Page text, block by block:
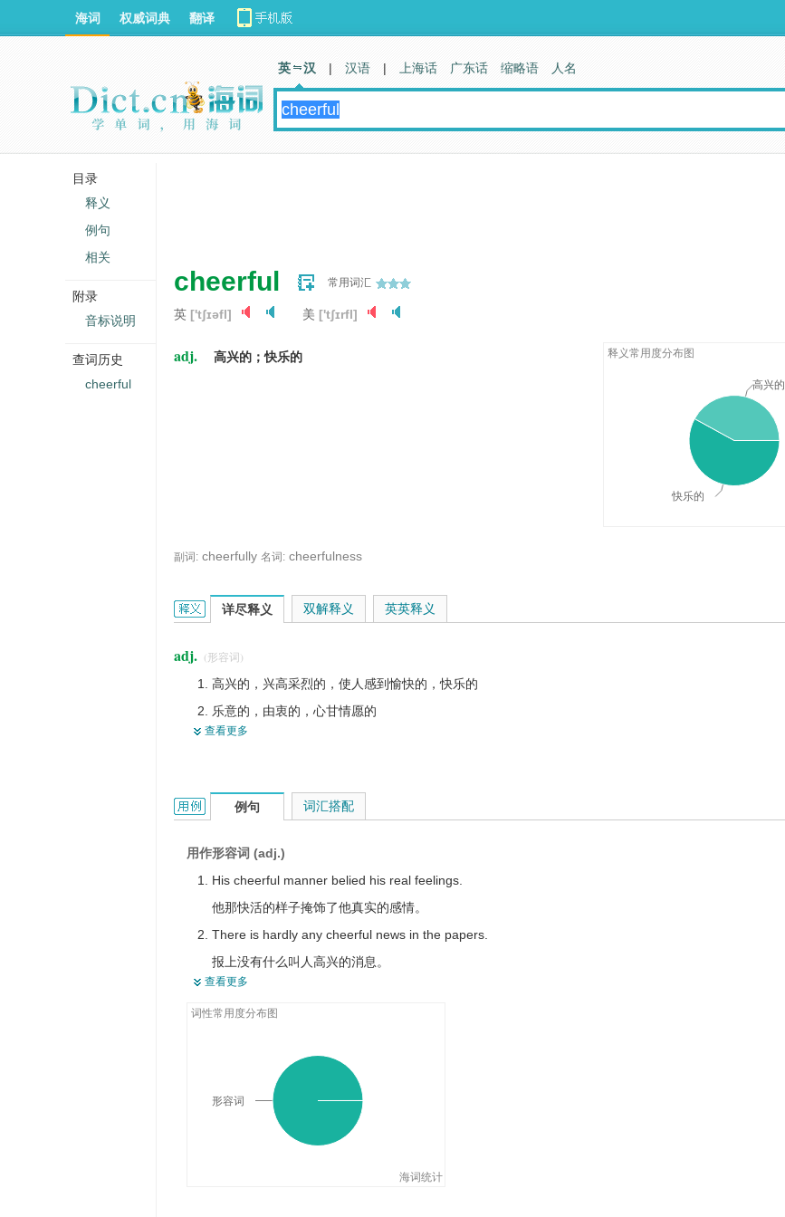
cheerful 常用词汇
英 ['tʃɪəfl] 美 ['tʃɪrfl]
adj. 高兴的；快乐的 释义常用度分布图
快乐的
高兴的
副词: cheerfully 名词: cheerfulness
cheerful的英文翻译是什么意思，词典释义与在线翻译：
详尽释义
adj. (形容词)
高兴的，兴高采烈的，使人感到愉快的，快乐的
乐意的，由衷的，心甘情愿的
情绪好的
爽快的
使人发愣的
可慨叹的
使人振奋的
查看更多
双解释义 英英释义
cheerful的用法和样例：
例句
用作形容词 (adj.)
His cheerful manner belied his real feelings.
他那快活的样子掩饰了他真实的感情。
There is hardly any cheerful news in the papers.
报上没有什么叫人高兴的消息。
A cheerful wife is the joy of life.
快乐的妻子是生活的乐事。
她那快乐的情绪和爽朗的笑声感染了全班。
These detail represented cheerful woman savour.
这些细节都代表了快乐女人的品味。
查看更多
词性常用度分布图
海词统计
形容词
词汇搭配
海词 权威词典 翻译
英 汉 | 汉语 | 上海话 广东话 缩略语 人名
目录
释义
例句
相关
附录
音标说明
查词历史
cheerful